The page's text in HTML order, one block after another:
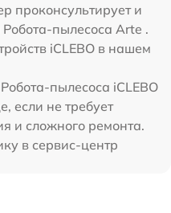
проконсультирует и
Робота-пылесоса Arte .
iCLEBO в нашем
пылесоса iCLEBO
если не требует
и сложного ремонта.
в сервис-центр